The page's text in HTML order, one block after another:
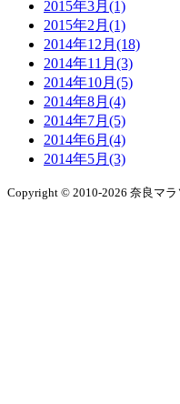
2015年3月(1)
2015年2月(1)
2014年12月(18)
2014年11月(3)
2014年10月(5)
2014年8月(4)
2014年7月(5)
2014年6月(4)
2014年5月(3)
Copyright © 2010-2026 奈良マラ